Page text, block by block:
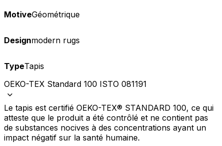
MotiveGéométrique
Designmodern rugs
TypeTapis
OEKO-TEX Standard 100 ISTO 081191
Le tapis est certifié OEKO-TEX® STANDARD 100, ce qui
atteste que le produit a été contrôlé et ne contient pas
de substances nocives à des concentrations ayant un
impact négatif sur la santé humaine.